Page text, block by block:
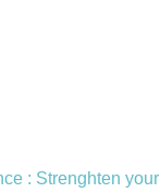
: Strenghten your